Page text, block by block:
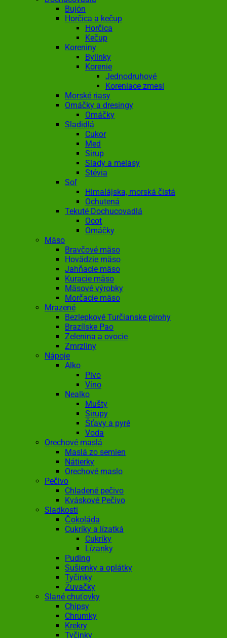
Bujón
Horčica a kečup
Horčica
Kečup
Koreniny
Bylinky
Korenie
Jednodruhové
Koreniace zmesi
Morské riasy
Omáčky a dresingy
Omáčky
Sladidlá
Cukor
Med
Sirup
Slady a melasy
Stévia
Soľ
Himalájska, morská čistá
Ochutená
Tekuté Dochucovadlá
Ocot
Omáčky
Mäso
Bravčové mäso
Hovädzie mäso
Jahňacie mäso
Kuracie mäso
Mäsové výrobky
Morčacie mäso
Mrazené
Bezlepkové Turčianske pirohy
Brazílske Pao
Zelenina a ovocie
Zmrzliny
Nápoje
Alko
Pivo
Víno
Nealko
Mušty
Sirupy
Šťavy a pyré
Voda
Orechové maslá
Maslá zo semien
Nátierky
Orechové maslo
Pečivo
Chladené pečivo
Kváskové Pečivo
Sladkosti
Čokoláda
Cukríky a lízatká
Cukríky
Lízanky
Puding
Sušienky a oplátky
Tyčinky
Žuvačky
Slané chuťovky
Chipsy
Chrumky
Krekry
Tyčinky